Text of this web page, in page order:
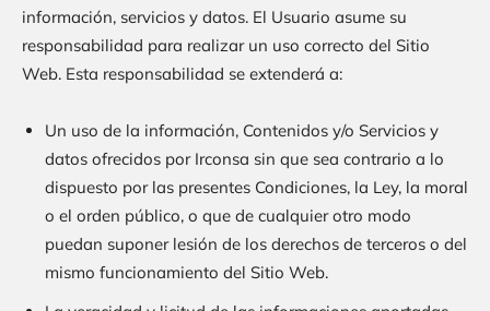
información, servicios y datos. El Usuario asume su
responsabilidad para realizar un uso correcto del Sitio
Web. Esta responsabilidad se extenderá a:
Un uso de la información, Contenidos y/o Servicios y
datos ofrecidos por Irconsa sin que sea contrario a lo
dispuesto por las presentes Condiciones, la Ley, la moral
o el orden público, o que de cualquier otro modo
puedan suponer lesión de los derechos de terceros o del
mismo funcionamiento del Sitio Web.